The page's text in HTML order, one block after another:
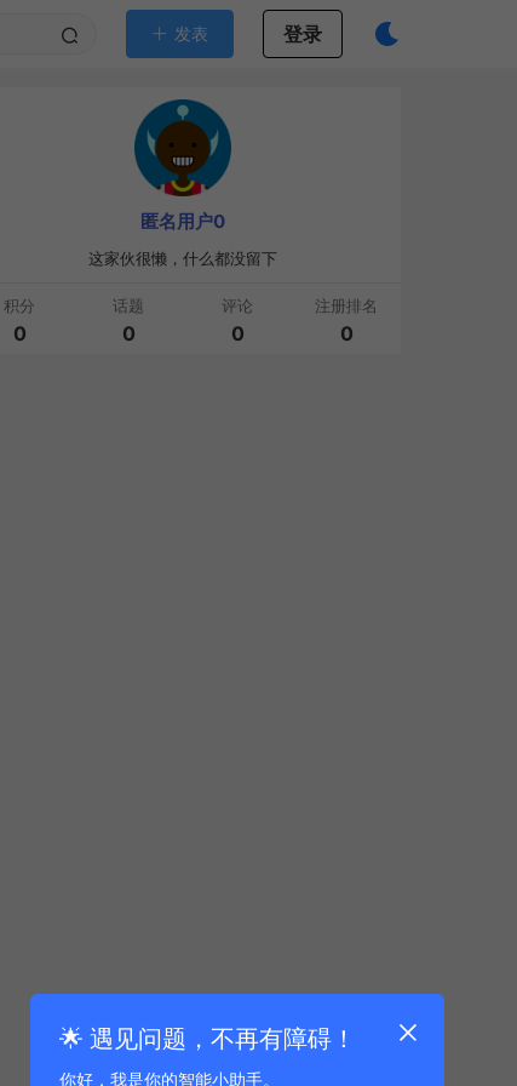
发表 登录
匿名用户0
这家伙很懒，什么都没留下
积分
0
话题
0
评论
0
注册排名
0
🌟 遇见问题，不再有障碍！
你好，我是你的智能小助手。